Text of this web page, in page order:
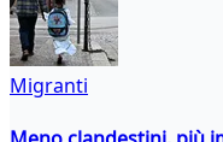
Migranti